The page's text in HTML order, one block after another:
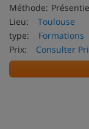
Méthode:
Lieu:
Toulouse
type:
Formations
Prix:
Consulter